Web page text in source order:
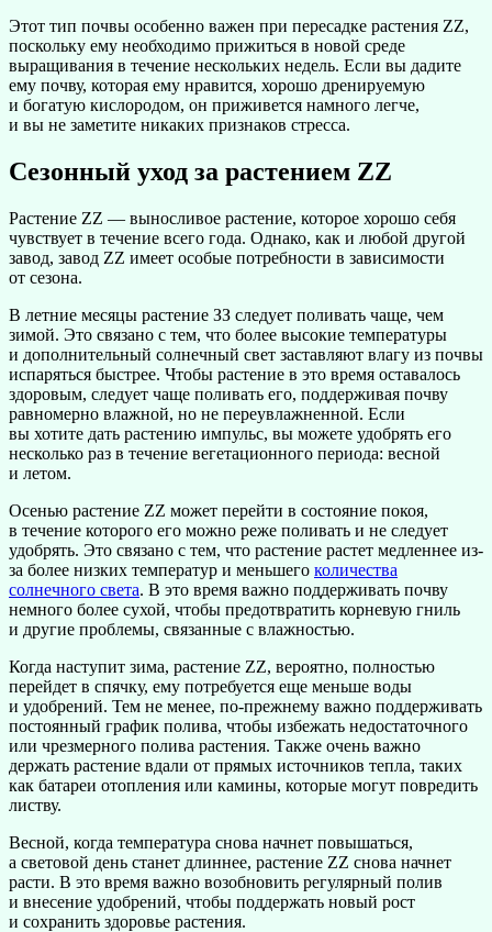
Этот тип почвы особенно важен при пересадке растения ZZ,
поскольку ему необходимо прижиться в новой среде
выращивания в течение нескольких недель. Если вы дадите
ему почву, которая ему нравится, хорошо дренируемую
и богатую кислородом, он приживется намного легче,
и вы не заметите никаких признаков стресса.
Сезонный уход за растением ZZ
Растение ZZ — выносливое растение, которое хорошо себя
чувствует в течение всего года. Однако, как и любой другой
завод, завод ZZ имеет особые потребности в зависимости
от сезона.
В летние месяцы растение ЗЗ следует поливать чаще, чем
зимой. Это связано с тем, что более высокие температуры
и дополнительный солнечный свет заставляют влагу из почвы
испаряться быстрее. Чтобы растение в это время оставалось
здоровым, следует чаще поливать его, поддерживая почву
равномерно влажной, но не переувлажненной. Если
вы хотите дать растению импульс, вы можете удобрять его
несколько раз в течение вегетационного периода: весной
и летом.
Осенью растение ZZ может перейти в состояние покоя,
в течение которого его можно реже поливать и не следует
удобрять. Это связано с тем, что растение растет медленнее из-
за более низких температур и меньшего количества
солнечного света. В это время важно поддерживать почву
немного более сухой, чтобы предотвратить корневую гниль
и другие проблемы, связанные с влажностью.
Когда наступит зима, растение ZZ, вероятно, полностью
перейдет в спячку, ему потребуется еще меньше воды
и удобрений. Тем не менее, по-прежнему важно поддерживать
постоянный график полива, чтобы избежать недостаточного
или чрезмерного полива растения. Также очень важно
держать растение вдали от прямых источников тепла, таких
как батареи отопления или камины, которые могут повредить
листву.
Весной, когда температура снова начнет повышаться,
а световой день станет длиннее, растение ZZ снова начнет
расти. В это время важно возобновить регулярный полив
и внесение удобрений, чтобы поддержать новый рост
и сохранить здоровье растения.